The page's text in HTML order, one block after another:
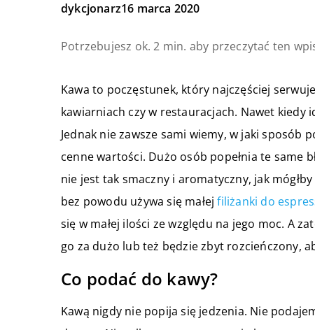
dykcjonarz16 marca 2020
Potrzebujesz ok. 2 min. aby przeczytać ten
Kawa to poczęstunek, który najczęściej
kawiarniach czy w restauracjach. Nawet kiedy
Jednak nie zawsze sami wiemy, w jaki sposób
cenne wartości. Dużo osób popełnia te same
nie jest tak smaczny i aromatyczny, jak
bez powodu używa się małejfiliżanki do
się w małej ilości ze względu na jego moc. A
go za dużo lub też będzie zbyt rozcieńczony,
Co podać do kawy?
Kawą nigdy nie popija się jedzenia. Nie